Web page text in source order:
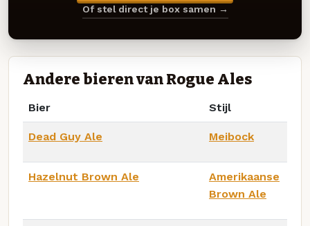
Of stel direct je box samen →
Andere bieren van Rogue Ales
Bier Stijl
Dead Guy Ale Meibock
Hazelnut Brown Ale
Amerikaanse
Brown Ale